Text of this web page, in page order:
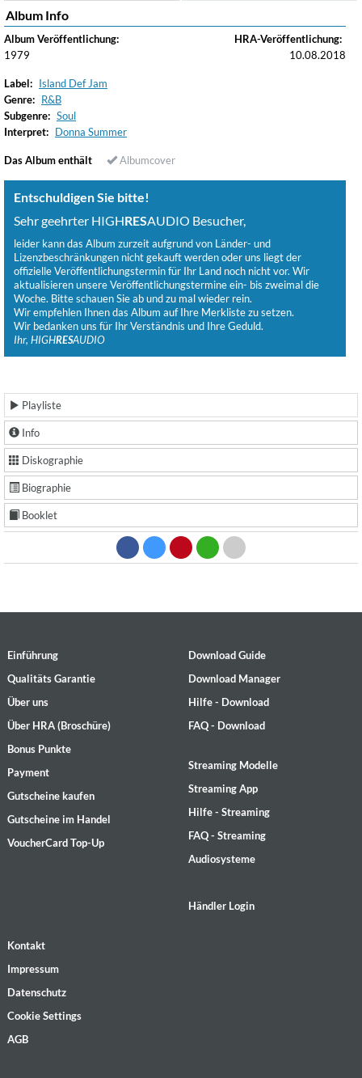
Album Info
Album Veröffentlichung:
1979
HRA-Veröffentlichung:
10.08.2018
Label: Island Def Jam
Genre: R&B
Subgenre: Soul
Interpret: Donna Summer
Das Album enthält Albumcover
Entschuldigen Sie bitte!
Sehr geehrter HIGHRESAUDIO Besucher,
leider kann das Album zurzeit aufgrund von Länder- und
Lizenzbeschränkungen nicht gekauft werden oder uns liegt der
offizielle Veröffentlichungstermin für Ihr Land noch nicht vor. Wir
aktualisieren unsere Veröffentlichungstermine ein- bis zweimal die
Woche. Bitte schauen Sie ab und zu mal wieder rein.
Wir empfehlen Ihnen das Album auf Ihre Merkliste zu setzen.
Wir bedanken uns für Ihr Verständnis und Ihre Geduld.
Ihr, HIGHRESAUDIO
Playliste
Info
Diskographie
Biographie
Booklet
Einführung
Qualitäts Garantie
Über uns
Über HRA (Broschüre)
Bonus Punkte
Payment
Gutscheine kaufen
Gutscheine im Handel
VoucherCard Top-Up
Download Guide
Download Manager
Hilfe - Download
FAQ - Download
Streaming Modelle
Streaming App
Hilfe - Streaming
FAQ - Streaming
Audiosysteme
Händler Login
Kontakt
Impressum
Datenschutz
Cookie Settings
AGB